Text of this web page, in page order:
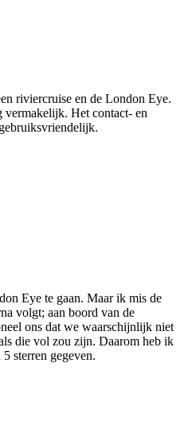
riviercruise en de London Eye.
vermakelijk. Het contact- en
Eye te gaan. Maar ik mis de
volgt; aan boord van de
ons dat we waarschijnlijk niet
die vol zou zijn. Daarom heb ik
sterren gegeven.